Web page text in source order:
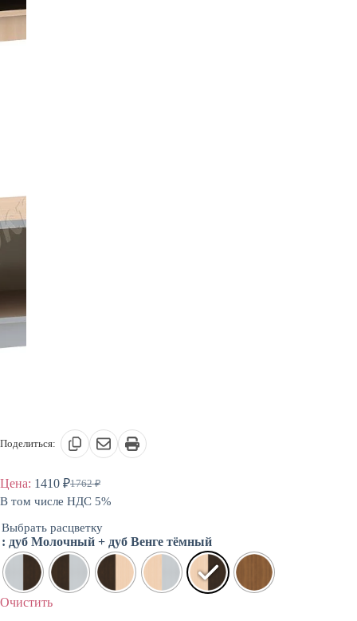
Поделиться:
Цена: 1762₽
Первоначальная
цена
1762 ₽.
1410 ₽Текущая
цена:
В том числе НДС 5%
Выбрать расцветку
: дуб Молочный + дуб Венге тёмный
Очистить